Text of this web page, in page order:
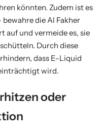
könnten. Zudem ist es
die Al Fakher
auf und vermeide es, sie
Durch diese
dass E-Liquid
wird.
oder